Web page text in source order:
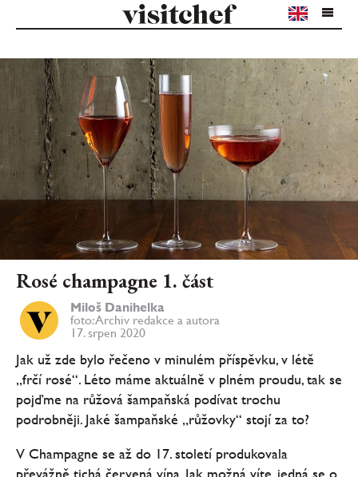
Rosé champagne 1. část
Miloš Danihelka
foto: Archiv redakce a autora
17. srpen 2020
Jak už zde bylo řečeno v minulém příspěvku, v létě
„frčí rosé“. Léto máme aktuálně v plném proudu, tak se
pojďme na růžová šampaňská podívat trochu
podrobněji. Jaké šampaňské „růžovky“ stojí za to?
V Champagne se až do 17. století produkovala
převážně tichá červená vína. Jak možná víte, jedná se o